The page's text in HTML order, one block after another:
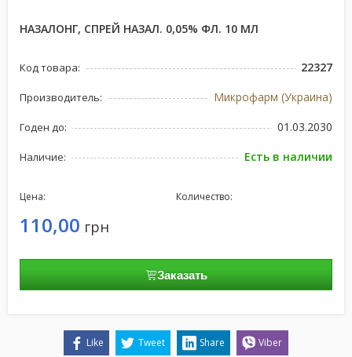
НАЗАЛОНГ, СПРЕЙ НАЗАЛ. 0,05% ФЛ. 10 МЛ
Код товара: 22327
Производитель: Микрофарм (Украина)
Годен до: 01.03.2030
Наличие: Есть в наличии
Цена:
110,00 грн
Количество:
Заказать
Like Tweet Share Viber